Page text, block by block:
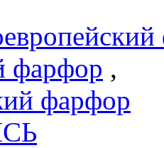
фарфор ,
фарфор